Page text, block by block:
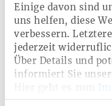
Einige davon sind
uns helfen, diese
verbessern.
jederzeit
Über Details und
informiert Sie
Um direkter
können Sie Ihre
Kleidung
Beginnen Sie mit
Haut langsam an
Bereits einige